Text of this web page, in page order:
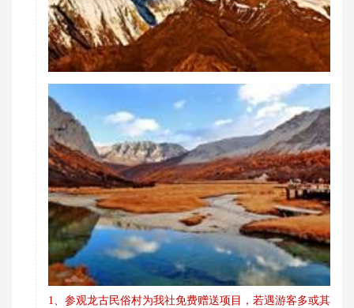
1、参观龙古民俗村为我社免费赠送项目，若遇游客多或其